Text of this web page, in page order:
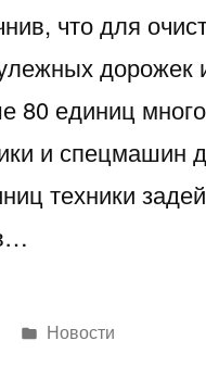
что для
дорожек
80 единиц
и спецмашин
техники
Написано
Новости